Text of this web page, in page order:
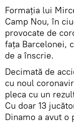
Formația lui
Camp Nou, în
provocate de
fața Barcelonei,
de a înscrie.
Decimată de
cu noul
pleca cu un
Cu doar 13
Dinamo a avut o